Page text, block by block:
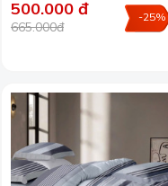
500.000 đ
665.000đ
-25%